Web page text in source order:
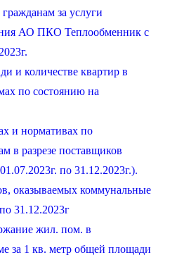
за услуги
АО ПКО Теплообменник с
и количестве квартир в
по состоянию на
и нормативах по
в разрезе поставщиков
по 31.12.2023г.).
оказываемых коммунальные
31.12.2023г
жил. пом. в
за 1 кв. метр общей площади